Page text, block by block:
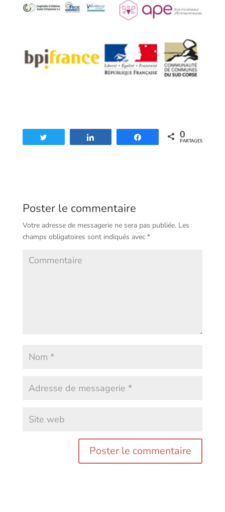
Partagez 0
PARTAGES
Poster le commentaire
Votre adresse de messagerie ne sera pas publiée.Les
champs obligatoires sont indiqués avec *